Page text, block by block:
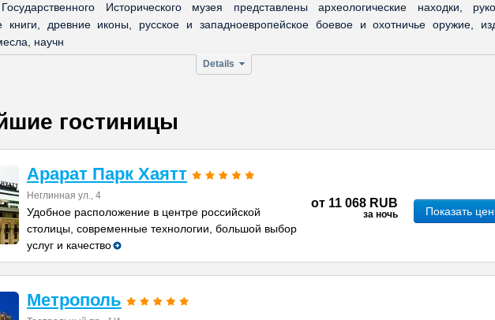
Исторического музея представлены археологические находки,
книги, древние иконы, русское и западноевропейское боевое и охотничье оружие,
научн
Details
гостиницы
Арарат Парк Хаятт
Неглинная ул., 4
Удобное расположение в центре российской
столицы, современные технологии, большой выбор
услуг и качество
от 11 068 RUB
за ночь Показать
Метрополь